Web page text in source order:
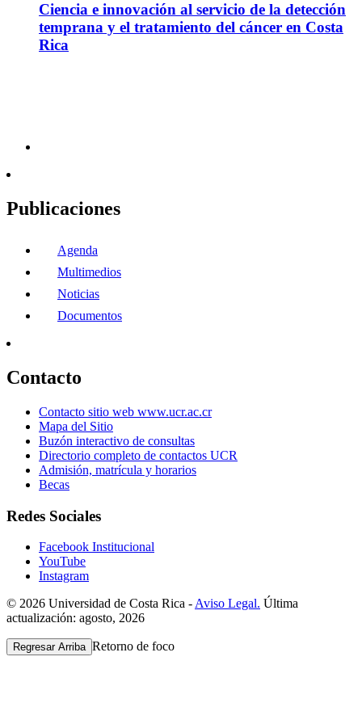
Ciencia e innovación al servicio de la detección
temprana y el tratamiento del cáncer en Costa
Rica
Publicaciones
Agenda
Multimedios
Noticias
Documentos
Contacto
Contacto sitio web www.ucr.ac.cr
Mapa del Sitio
Buzón interactivo de consultas
Directorio completo de contactos UCR
Admisión, matrícula y horarios
Becas
Redes Sociales
Facebook Institucional
YouTube
Instagram
© 2026 Universidad de Costa Rica -Aviso Legal. Última
actualización: agosto, 2026
Regresar Arriba Retorno de foco